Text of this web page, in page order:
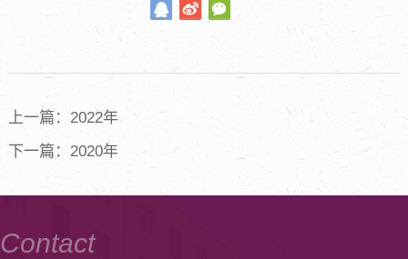
上一篇：2022年
下一篇：2020年
Contact